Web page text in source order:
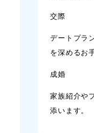
交際
デートプラ
を深めるお
成婚
家族紹介や
添います。